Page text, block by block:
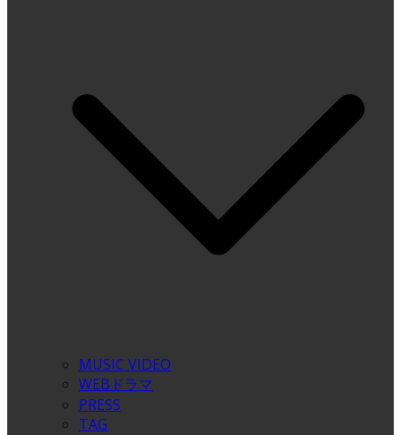
MUSIC VIDEO
WEBドラマ
PRESS
TAG